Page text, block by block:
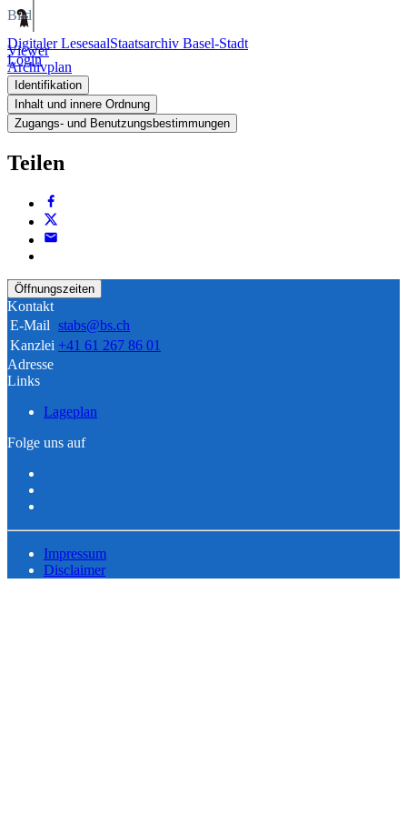
Digitaler LesesaalStaatsarchiv Basel-Stadt
Login
Bild
Viewer
Archivplan
Identifikation
Inhalt und innere Ordnung
Zugangs- und Benutzungsbestimmungen
Teilen
Öffnungszeiten
Kontakt
E-Mail stabs@bs.ch
Kanzlei +41 61 267 86 01
Adresse
Links
Lageplan
Folge uns auf
Impressum
Disclaimer